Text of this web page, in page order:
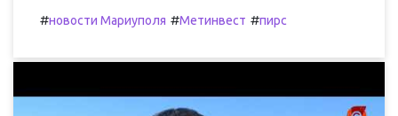
#новости Мариуполя #Метинвест #пирс